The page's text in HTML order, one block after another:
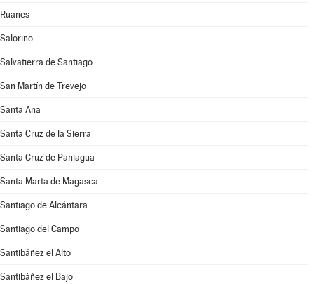
Ruanes
Salorino
Salvatierra de Santiago
San Martín de Trevejo
Santa Ana
Santa Cruz de la Sierra
Santa Cruz de Paniagua
Santa Marta de Magasca
Santiago de Alcántara
Santiago del Campo
Santibáñez el Alto
Santibáñez el Bajo